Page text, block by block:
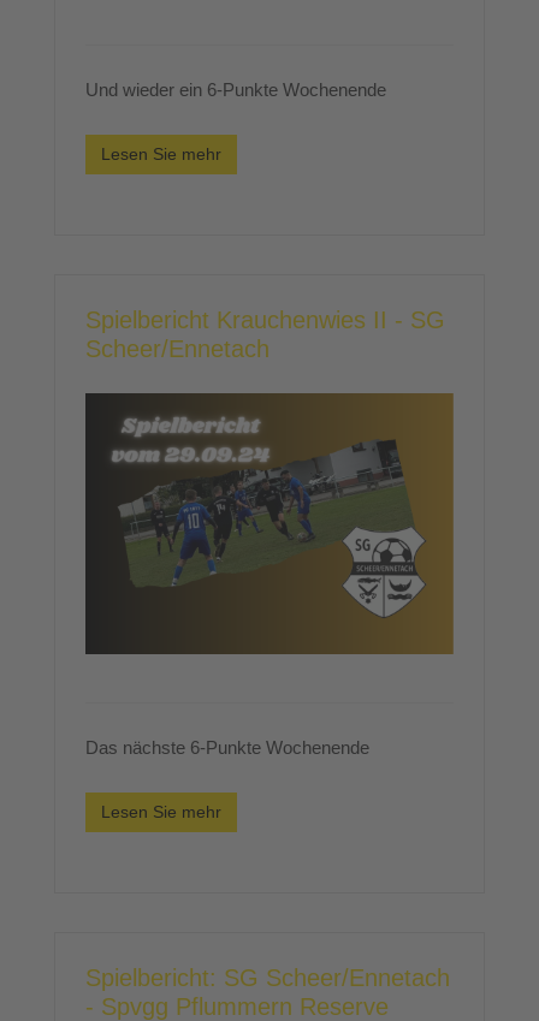
Und wieder ein 6-Punkte Wochenende
Lesen Sie mehr
Spielbericht Krauchenwies II - SG
Scheer/Ennetach
Das nächste 6-Punkte Wochenende
Lesen Sie mehr
Spielbericht: SG Scheer/Ennetach
- Spvgg Pflummern Reserve